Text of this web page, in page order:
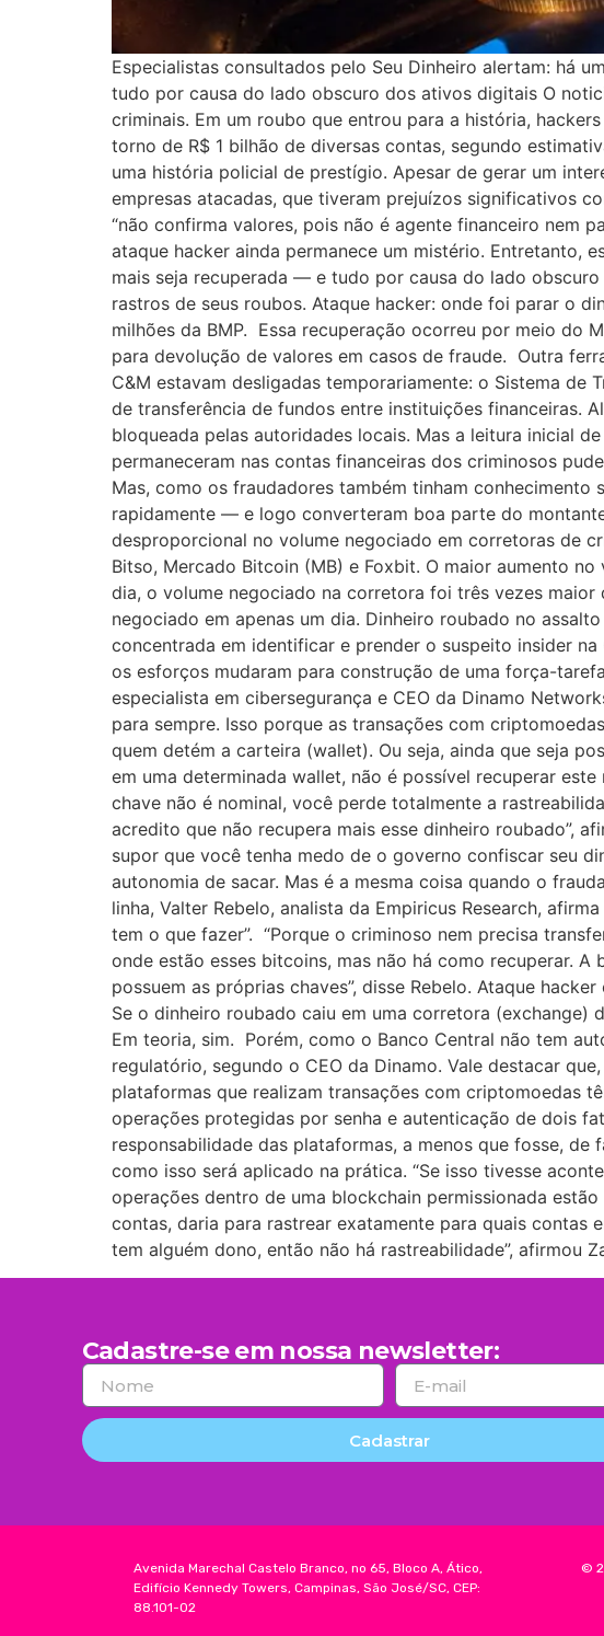
Especialistas consultados pelo Seu Dinheiro alertam: há
tudo por causa do lado obscuro dos ativos digitais O
criminais. Em um roubo que entrou para a história,
torno de R$ 1 bilhão de diversas contas, segundo
uma história policial de prestígio. Apesar de gerar um
empresas atacadas, que tiveram prejuízos significativos
“não confirma valores, pois não é agente financeiro nem
ataque hacker ainda permanece um mistério. Entretanto,
mais seja recuperada — e tudo por causa do lado
rastros de seus roubos. Ataque hacker: onde foi parar o
milhões da BMP. Essa recuperação ocorreu por meio do
para devolução de valores em casos de fraude. Outra
C&M estavam desligadas temporariamente: o Sistema de
de transferência de fundos entre instituições financeiras.
bloqueada pelas autoridades locais. Mas a leitura inicial
permaneceram nas contas financeiras dos criminosos
Mas, como os fraudadores também tinham
rapidamente — e logo converteram boa parte do
desproporcional no volume negociado em corretoras de
Bitso, Mercado Bitcoin (MB) e Foxbit. O maior aumento
dia, o volume negociado na corretora foi três vezes maior
negociado em apenas um dia. Dinheiro roubado no
concentrada em identificar e prender o suspeito insider
os esforços mudaram para construção de uma força-
especialista em cibersegurança e CEO da Dinamo
para sempre. Isso porque as transações com
quem detém a carteira (wallet). Ou seja, ainda que seja
em uma determinada wallet, não é possível recuperar
chave não é nominal, você perde totalmente a
acredito que não recupera mais esse dinheiro roubado”,
supor que você tenha medo de o governo confiscar seu
autonomia de sacar. Mas é a mesma coisa quando o
linha, Valter Rebelo, analista da Empiricus Research,
tem o que fazer”. “Porque o criminoso nem precisa
onde estão esses bitcoins, mas não há como recuperar.
possuem as próprias chaves”, disse Rebelo. Ataque
Se o dinheiro roubado caiu em uma corretora (exchange)
Em teoria, sim. Porém, como o Banco Central não tem
regulatório, segundo o CEO da Dinamo. Vale destacar
plataformas que realizam transações com criptomoedas
operações protegidas por senha e autenticação de dois
responsabilidade das plataformas, a menos que fosse,
como isso será aplicado na prática. “Se isso tivesse
operações dentro de uma blockchain permissionada
contas, daria para rastrear exatamente para quais contas
tem alguém dono, então não há rastreabilidade”, afirmou
Cadastre-se em nossa newsletter:
Cadastrar
Avenida Marechal Castelo Branco, no 65, Bloco A, Ático,
Edifício Kennedy Towers, Campinas, São José/SC, CEP:
88.101-02
©